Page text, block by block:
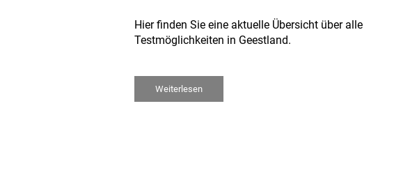
Hier finden Sie eine aktuelle Übersicht über alle
Testmöglichkeiten in Geestland.
Weiterlesen